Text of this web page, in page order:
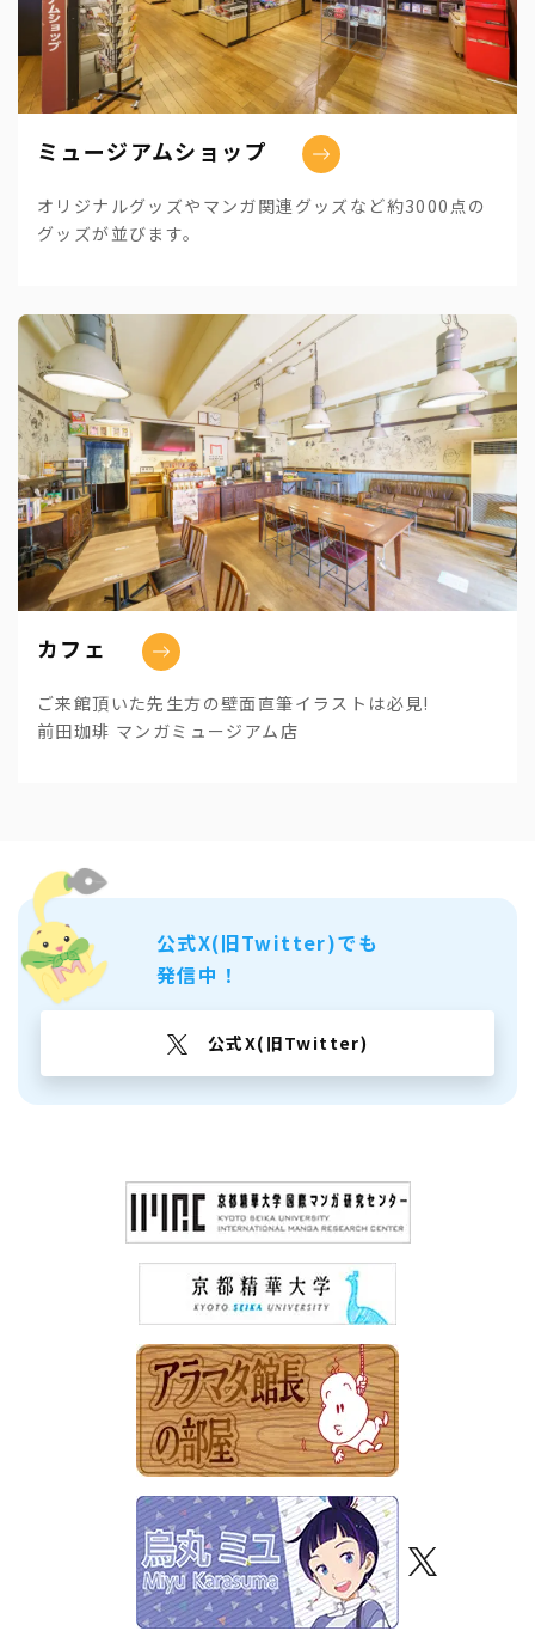
ミュージアムショップ
オリジナルグッズやマンガ関連グッズなど約3000点の
グッズが並びます。
カフェ
ご来館頂いた先生方の壁面直筆イラストは必見!
前田珈琲 マンガミュージアム店
公式X(旧Twitter)でも
発信中！
公式X(旧Twitter)